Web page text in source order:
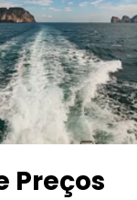
Preços